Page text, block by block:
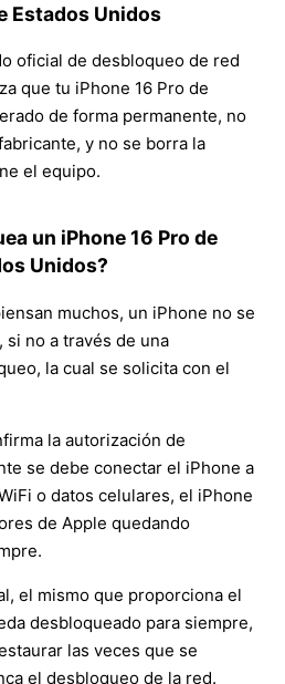
Estados Unidos
oficial de desbloqueo de red
que tu iPhone 16 Pro de
de forma permanente, no
y no se borra la
el equipo.
un iPhone 16 Pro de
Unidos?
muchos, un iPhone no se
no a través de una
la cual se solicita con el
la autorización de
se debe conectar el iPhone a
o datos celulares, el iPhone
de Apple quedando
el mismo que proporciona el
desbloqueado para siempre,
las veces que se
el desbloqueo de la red.